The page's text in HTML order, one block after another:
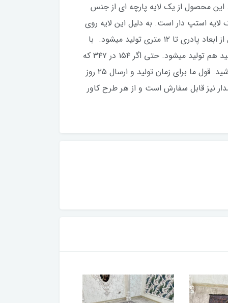
محصول از یک لایه پارچه ای از جنس
استپ دار است. به دلیل این لایه روی
سرامیک حرکت خاصی نخواهد داشت. این محصول را راحت می توان به مانند فرش به قالی شویی داد. این محصول از ابعاد پادری تا ۱۲ متری تولید میشود. با
توجه به سایزهای متنوع و تعداد طرح بسیار زیاد، این محصول با سفارش تولید میشود. هر سایزی که نیاز داشته باشید هم تولید میشود. حتی اگر ۱۵۴ در ۳۴۷ که
دقیق هم نیست تولید میشود. برای این سایزهایی که در منوی سایزها موجود نیست، از چت سایت با ما در تماس باشید. قول ما برای زمان تولید و ارسال ۲۵‌ روز
نیز قابل‌ سفارش است و از هر طرح کاور